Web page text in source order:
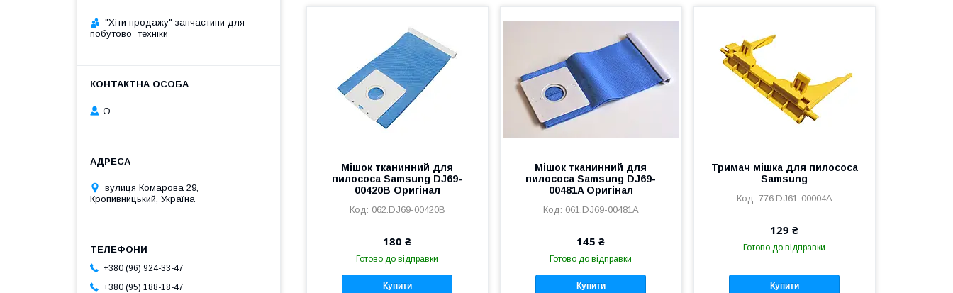
Мішок тканинний для
пилососа Samsung DJ69-
00420B Оригінал
062.DJ69-00420B
180 ₴
Готово до відправки
Купити
Мішок тканинний для
пилососа Samsung DJ69-
00481A Оригінал
061.DJ69-00481A
145 ₴
Готово до відправки
Купити
Тримач мішка для пилососа
Samsung
776.DJ61-00004A
129 ₴
Готово до відправки
Купити
"Хіти продажу" запчастини для
побутової техніки
О
вулиця Комарова 29,
Кропивницький, Україна
+380 (96) 924-33-47
+380 (95) 188-18-47